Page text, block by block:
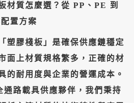
材質怎麼選？從 PP、PE 到
置方案
塑膠棧板」是確保供應鏈穩定
面上材質規格繁多，正確的材
的耐用度與企業的營運成本。
路載具供應夥伴，我們秉持